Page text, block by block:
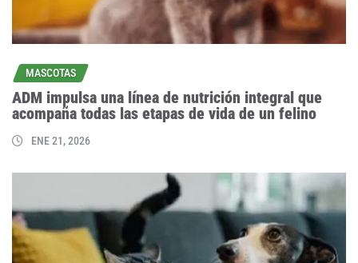
MASCOTAS
ADM impulsa una línea de nutrición integral que
acompaña todas las etapas de vida de un felino
ENE 21, 2026